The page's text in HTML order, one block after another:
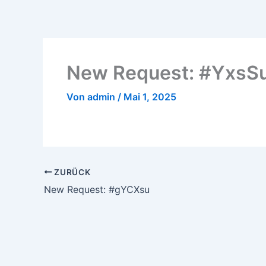
New Request:
Von admin / Mai 1, 2025
ZURÜCK
New Request: #gYCXsu